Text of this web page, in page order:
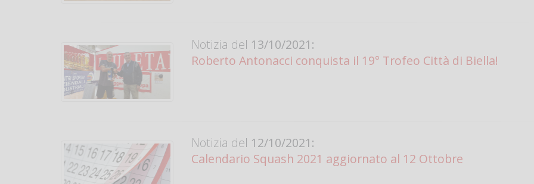
Notizia del 13/10/2021:
Roberto Antonacci conquista il 19° Trofeo Città di Biella!
Notizia del 12/10/2021:
Calendario Squash 2021 aggiornato al 12 Ottobre
come fare per
il campo per